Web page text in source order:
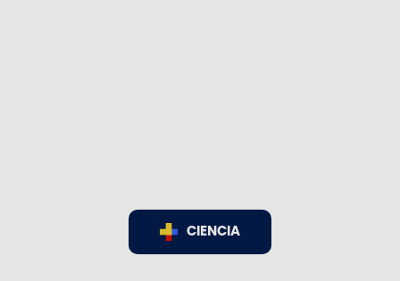
CIENCIA